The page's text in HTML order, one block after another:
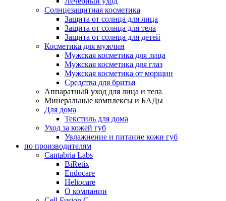
Солнцезащитная косметика
Защита от солнца для лица
Защита от солнца для тела
Защита от солнца для детей
Косметика для мужчин
Мужская косметика для лица
Мужская косметика для глаз
Мужская косметика от морщин
Средства для бритья
Аппаратный уход для лица и тела
Минеральные комплексы и БАДы
Для дома
Текстиль для дома
Уход за кожей губ
Увлажнение и питание кожи губ
по производителям
Cantabria Labs
BiRetix
Endocare
Heliocare
О компании